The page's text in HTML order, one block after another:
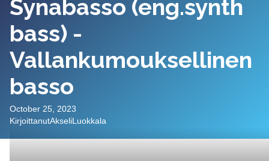
Synabasso (eng.synth
bass) -
Vallankumouksellinen
basso
October 25, 2023
KirjoittanutAkseliLuokkala